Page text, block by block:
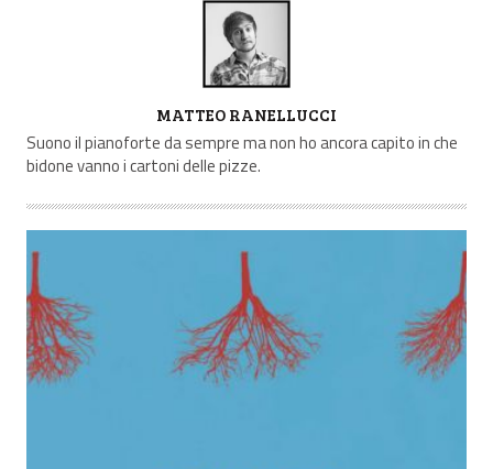
MATTEO RANELLUCCI
Suono il pianoforte da sempre ma non ho ancora capito in che
bidone vanno i cartoni delle pizze.